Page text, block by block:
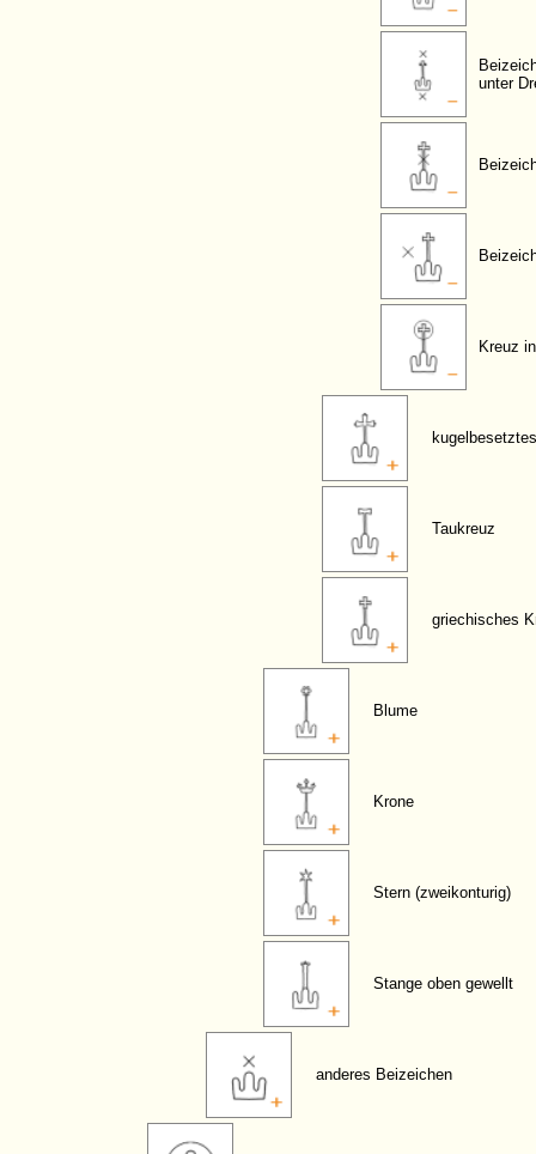
unter
Kreuz
Taukreuz
griechisches
Blume
Krone
Stern (zweikonturig)
Stange oben gewellt
anderes Beizeichen